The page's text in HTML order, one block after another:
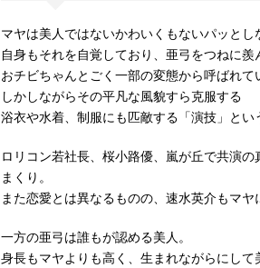
マヤは美人ではないかわいくもないパッとし
自身もそれを自覚しており、亜弓をつねに羨
おチビちゃんとごく一部の変態から呼ばれて
しかしながらその平凡な風貌すら克服する
浴衣や水着、制服にも匹敵する「演技」とい
ロリコン若社長、桜小路優、嵐が丘で共演
まくり。
また恋愛とは異なるものの、速水英介もマヤ
一方の亜弓は誰もが認める美人。
身長もマヤよりも高く、生まれながらにし